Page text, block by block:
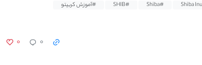
#Shiba
#SHIB
#آموزش کریپتو
۰ ۰